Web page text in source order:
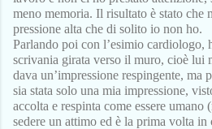
meno memoria. Il risultato è stato che
pressione alta che di solito io non ho.
Parlando poi con l’esimio cardiologo,
scrivania girata verso il muro, cioè lui
dava un’impressione respingente, ma
sia stata solo una mia impressione,
accolta e respinta come essere umano
sedere un attimo ed è la prima volta